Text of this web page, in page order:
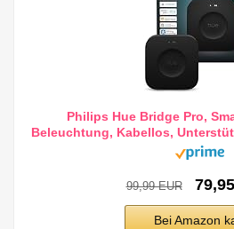
Philips Hue Bridge Pro,
Beleuchtung, Kabellos,
99,99 EUR
Bei Amazon